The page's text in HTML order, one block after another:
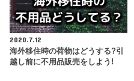
2020.7.12
海外移住時の荷物はどうする?引
越し前に不用品販売をしよう!